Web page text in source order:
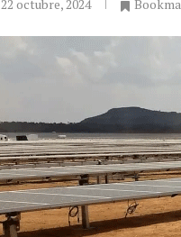
22 octubre, 2024